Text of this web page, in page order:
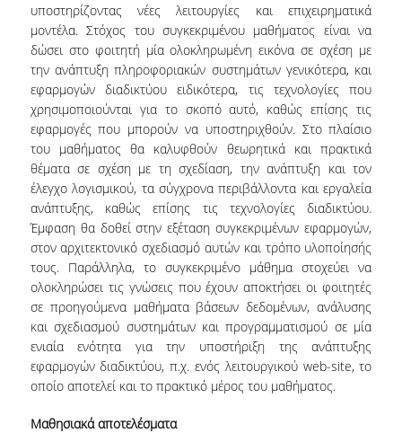
ΕΡΓΑΣΤΗΡΙΑΚΗ ΥΠΟΔΟΜΗ
NEWSLETTERS
TESTIMONIALS
ΒΡΑΒΕΙΑ ΕΞΑΙΡΕΤΙΚΗΣ ΕΠΙΔΟΣΗΣ ΣΤΗ
ΔΙΔΑΣΚΑΛΙΑ
ΑΝΘΡΩΠΙΝΟ ΔΥΝΑΜΙΚΟ
ΠΡΟΣΩΠΙΚΟ ΤΟΥ ΤΜΗΜΑΤΟΣ
ΜΕΛΗ ΔΕΠ
ΕΠΙΤΙΜΟΙ ΔΙΔΑΚΤΟΡΕΣ
ΕΠΙΣΚΕΠΤΕΣ ΚΑΘΗΓΗΤΕΣ
ΜΕΛΗ Ε.ΔΙ.Π.
υποστηρίζοντας νέες λειτουργίες και επιχειρηματικά
μοντέλα. Στόχος του συγκεκριμένου μαθήματος είναι να
δώσει στο φοιτητή μία ολοκληρωμένη εικόνα σε σχέση με
την ανάπτυξη πληροφοριακών συστημάτων γενικότερα, και
εφαρμογών διαδικτύου ειδικότερα, τις τεχνολογίες που
χρησιμοποιούνται για το σκοπό αυτό, καθώς επίσης τις
εφαρμογές που μπορούν να υποστηριχθούν. Στο πλαίσιο
του μαθήματος θα καλυφθούν θεωρητικά και πρακτικά
θέματα σε σχέση με τη σχεδίαση, την ανάπτυξη και τον
έλεγχο λογισμικού, τα σύγχρονα περιβάλλοντα και εργαλεία
ανάπτυξης, καθώς επίσης τις τεχνολογίες διαδικτύου.
Έμφαση θα δοθεί στην εξέταση συγκεκριμένων εφαρμογών,
στον αρχιτεκτονικό σχεδιασμό αυτών και τρόπο υλοποίησής
τους. Παράλληλα, το συγκεκριμένο μάθημα στοχεύει να
ολοκληρώσει τις γνώσεις που έχουν αποκτήσει οι φοιτητές
σε προηγούμενα μαθήματα βάσεων δεδομένων, ανάλυσης
και σχεδιασμού συστημάτων και προγραμματισμού σε μία
ενιαία ενότητα για την υποστήριξη της ανάπτυξης
εφαρμογών διαδικτύου, π.χ. ενός λειτουργικού web-site, το
οποίο αποτελεί και το πρακτικό μέρος του μαθήματος.
Μαθησιακά αποτελέσματα